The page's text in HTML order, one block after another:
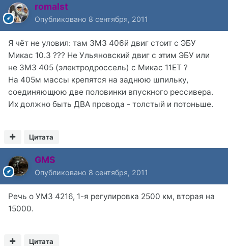
romalst
Опубликовано 8 сентября, 2011
Я чёт не уловил: там ЗМЗ 406й двиг стоит с ЭБУ
Микас 10.3 ??? Не Ульяновский двиг с этим ЭБУ или
не ЗМЗ 405 (электродроссель) с Микас 11ЕТ ?
На 405м массы крепятся на заднюю шпильку,
соединяющюю две половинки впускного рессивера.
Их должно быть ДВА провода - толстый и потоньше.
Цитата
GMS
Опубликовано 8 сентября, 2011
Речь о УМЗ 4216, 1-я регулировка 2500 км, вторая на
15000.
Цитата